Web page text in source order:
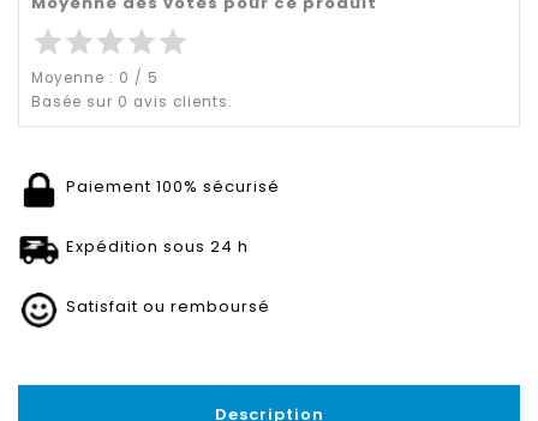
starstarstarstarstar
Moyenne : 0 / 5
Basée sur 0 avis clients.
Paiement 100% sécurisé
Expédition sous 24 h
Satisfait ou remboursé
Description